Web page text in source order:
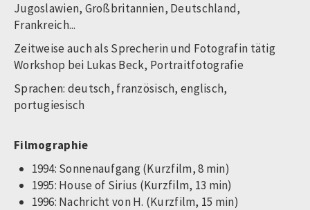
Jugoslawien, Großbritannien, Deutschland,
Frankreich...
Zeitweise auch als Sprecherin und Fotografin tätig
Workshop bei Lukas Beck, Portraitfotografie
Sprachen: deutsch, französisch, englisch,
portugiesisch
Filmographie
1994: Sonnenaufgang (Kurzfilm, 8 min)
1995: House of Sirius (Kurzfilm, 13 min)
1996: Nachricht von H. (Kurzfilm, 15 min)